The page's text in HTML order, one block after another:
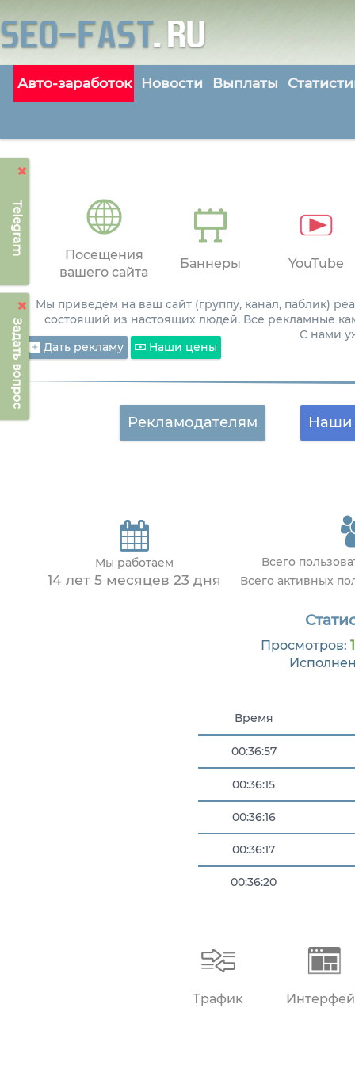
Telegram
Задать вопрос
Авто-заработок Новости Выплаты
Посещения
вашего сайта
Баннеры YouTube
Мы приведём на ваш сайт (группу, канал, паблик)
состоящий из настоящих людей. Все рекламные
С нами
Дать рекламу
Наши цены
Рекламодателям Наши
Мы работаем
14 лет 5 месяцев 23 дня
Всего
Всего активных
Просмотров:
Время
00:36:57
00:36:15
00:36:16
00:36:17
00:36:20
Трафик